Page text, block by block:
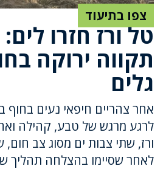
צפו בתיעוד
טל ורז חזרו
תקווה ירוקה
גלים
אחר צהריים חיפאי נעים בחוף
לרגע מרגש של טבע, קהילה
ורז, שתי צבות ים מסוג צב חום,
לאחר שסיימו בהצלחה תהליך